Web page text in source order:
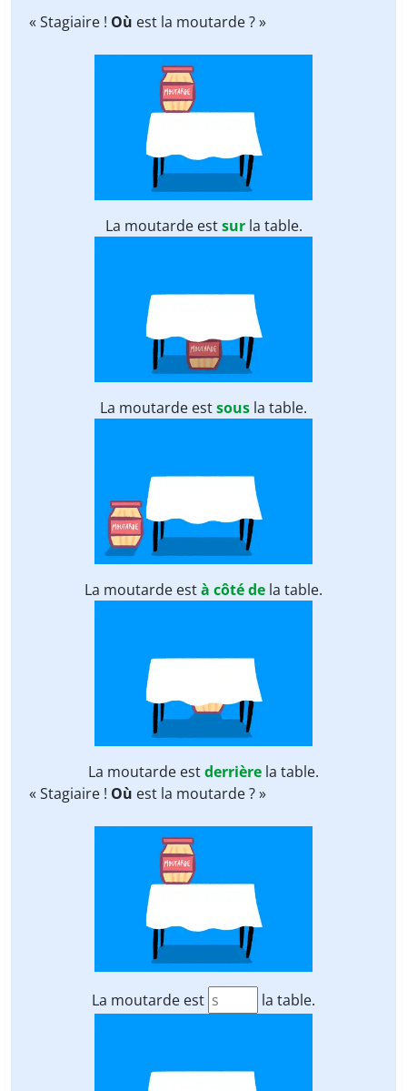
« Stagiaire ! Où est la moutarde ? »
La moutarde estsurla table.
La moutarde estsous la table.
La moutarde està côté de la table.
La moutarde estderrière la table.
« Stagiaire ! Où est la moutarde ? »
La moutarde est la table.